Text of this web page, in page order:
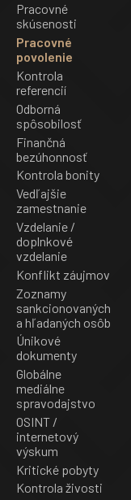
Pracovné
skúsenosti
Pracovné
povolenie
Kontrola
referencií
Odborná
spôsobilosť
Finančná
bezúhonnosť
Kontrola bonity
Vedľajšie
zamestnanie
Vzdelanie /
doplnkové
vzdelanie
Konflikt záujmov
Zoznamy
sankcionovaných
a hľadaných osôb
Únikové
dokumenty
Globálne
mediálne
spravodajstvo
OSINT /
internetový
výskum
Kritické pobyty
Kontrola živosti